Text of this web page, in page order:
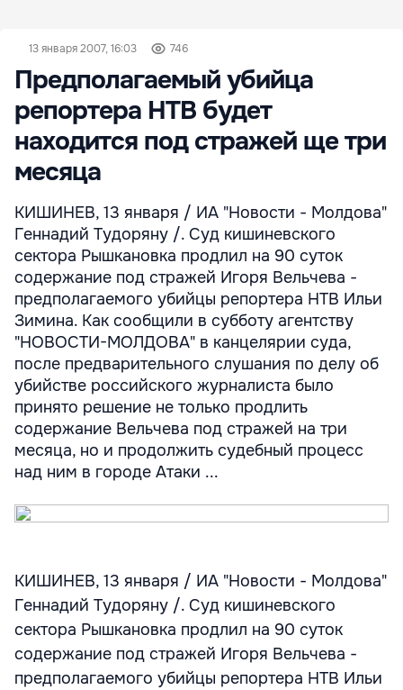
13 января 2007, 16:03 746
Предполагаемый убийца
репортера НТВ будет
находится под стражей ще три
месяца
КИШИНЕВ, 13 января / ИА "Новости - Молдова"
Геннадий Тудоряну /. Суд кишиневского
сектора Рышкановка продлил на 90 суток
содержание под стражей Игоря Вельчева -
предполагаемого убийцы репортера НТВ Ильи
Зимина. Как сообщили в субботу агентству
"НОВОСТИ-МОЛДОВА" в канцелярии суда,
после предварительного слушания по делу об
убийстве российского журналиста было
принято решение не только продлить
содержание Вельчева под стражей на три
месяца, но и продолжить судебный процесс
над ним в городе Атаки ...
КИШИНЕВ, 13 января / ИА "Новости - Молдова"
Геннадий Тудоряну /. Суд кишиневского
сектора Рышкановка продлил на 90 суток
содержание под стражей Игоря Вельчева -
предполагаемого убийцы репортера НТВ Ильи